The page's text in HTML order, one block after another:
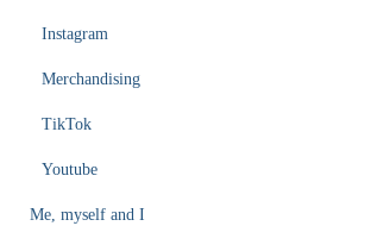
Instagram
Merchandising
TikTok
Youtube
Me, myself and I